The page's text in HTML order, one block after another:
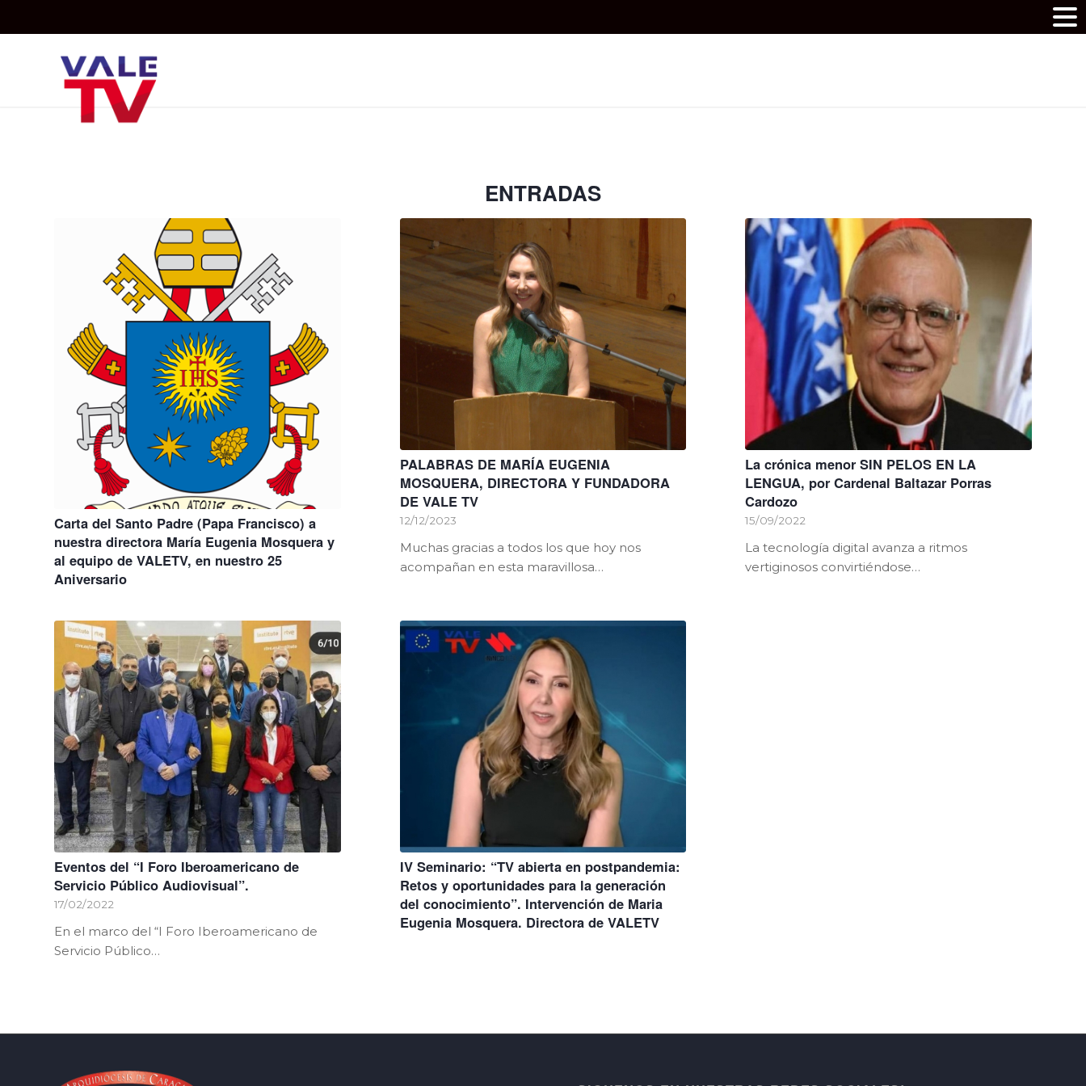
ENTRADAS
Carta del Santo Padre (Papa Francisco) a
nuestra directora María Eugenia Mosquera y
al equipo de VALETV, en nuestro 25
Aniversario
PALABRAS DE MARÍA EUGENIA
MOSQUERA, DIRECTORA Y FUNDADORA
DE VALE TV
12/12/2023
Muchas gracias a todos los que hoy nos
acompañan en esta maravillosa…
La crónica menor SIN PELOS EN LA
LENGUA, por Cardenal Baltazar Porras
Cardozo
15/09/2022
La tecnología digital avanza a ritmos
vertiginosos convirtiéndose…
Eventos del “I Foro Iberoamericano de
Servicio Público Audiovisual”.
17/02/2022
En el marco del “I Foro Iberoamericano de
Servicio Público…
IV Seminario: “TV abierta en postpandemia:
Retos y oportunidades para la generación
del conocimiento”. Intervención de Maria
Eugenia Mosquera. Directora de VALETV